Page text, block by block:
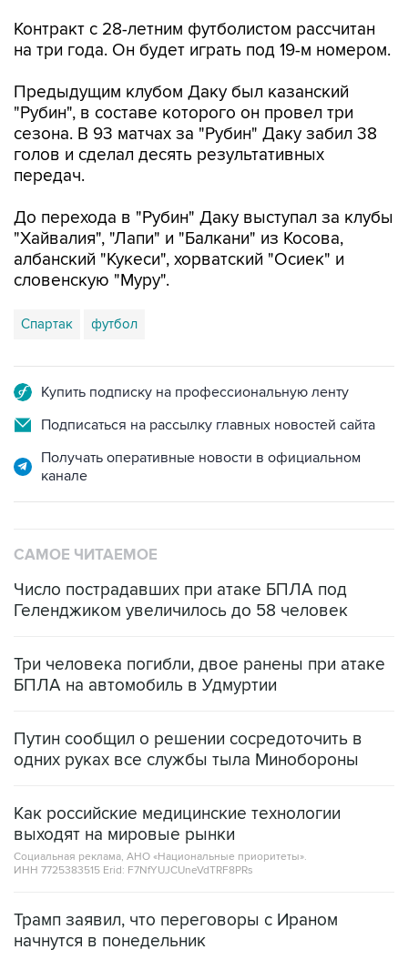
Контракт с 28-летним футболистом рассчитан
на три года. Он будет играть под 19-м номером.
Предыдущим клубом Даку был казанский
"Рубин", в составе которого он провел три
сезона. В 93 матчах за "Рубин" Даку забил 38
голов и сделал десять результативных
передач.
До перехода в "Рубин" Даку выступал за клубы
"Хайвалия", "Лапи" и "Балкани" из Косова,
албанский "Кукеси", хорватский "Осиек" и
словенскую "Муру".
Спартак футбол
Купить подписку на профессиональную ленту
Подписаться на рассылку главных новостей сайта
Получать оперативные новости в официальном
канале
САМОЕ ЧИТАЕМОЕ
Число пострадавших при атаке БПЛА под
Геленджиком увеличилось до 58 человек
Три человека погибли, двое ранены при атаке
БПЛА на автомобиль в Удмуртии
Путин сообщил о решении сосредоточить в
одних руках все службы тыла Минобороны
Как российские медицинские технологии
выходят на мировые рынки
Социальная реклама, АНО «Национальные приоритеты».
ИНН 7725383515 Erid: F7NfYUJCUneVdTRF8PRs
Трамп заявил, что переговоры с Ираном
начнутся в понедельник